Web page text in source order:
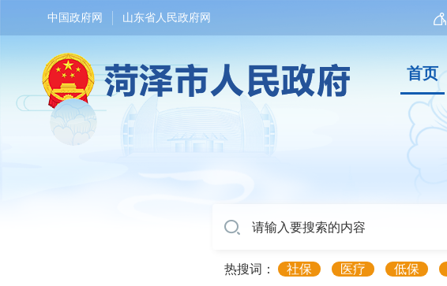
中国政府网 山东省人民政府网
首页
热搜词： 社保 医疗 低保